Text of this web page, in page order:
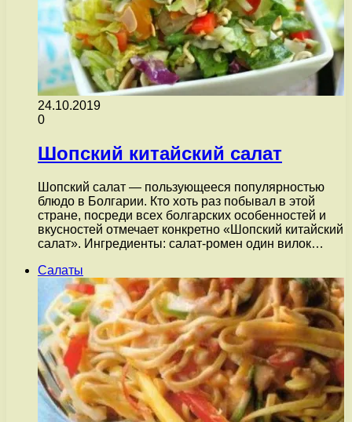
24.10.2019
0
Шопский китайский салат
Шопский салат — пользующееся популярностью
блюдо в Болгарии. Кто хоть раз побывал в этой
стране, посреди всех болгарских особенностей и
вкусностей отмечает конкретно «Шопский китайский
салат». Ингредиенты: салат-ромен один вилок…
Салаты